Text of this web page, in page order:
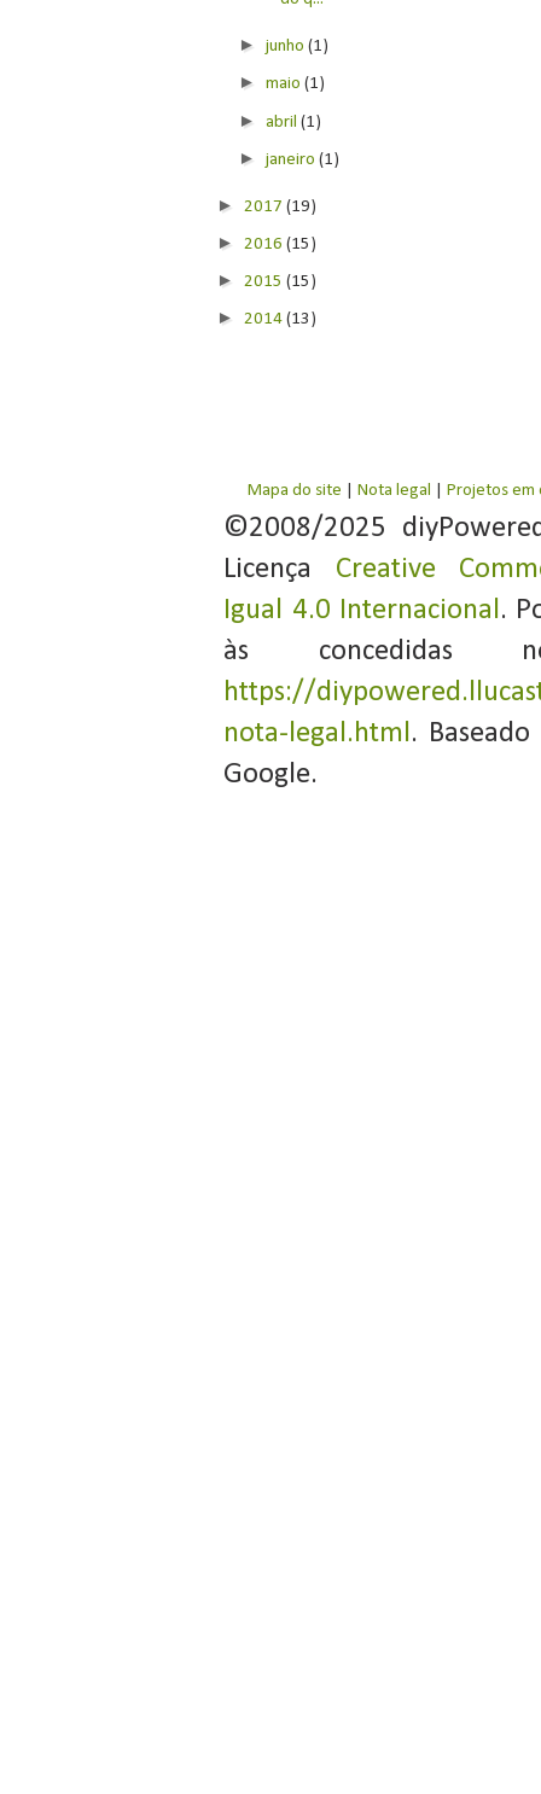
►junho(1)
►maio(1)
►abril(1)
►janeiro(1)
► 2017(19)
► 2016(15)
► 2015(15)
► 2014(13)
Mapa do site Nota legal Projetos em
©2008/2025
Licença Creative
Igual 4.0 Internacional .
às concedidas
https://
nota-legal.html .
Google.